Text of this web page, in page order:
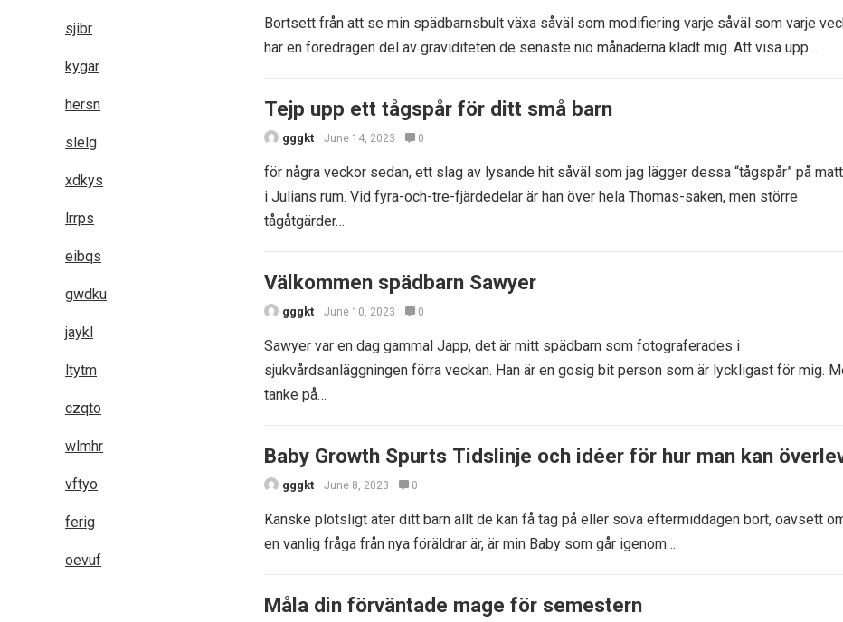
Bortsett från att se min spädbarnsbult växa såväl som modifiering varje såväl som varje
har en föredragen del av graviditeten de senaste nio månaderna klädt mig. Att visa upp…
Tejp upp ett tågspår för ditt små barn
gggkt June 14, 2023 0
för några veckor sedan, ett slag av lysande hit såväl som jag lägger dessa “tågspår” på
i Julians rum. Vid fyra-och-tre-fjärdedelar är han över hela Thomas-saken, men större
tågåtgärder…
Välkommen spädbarn Sawyer
gggkt June 10, 2023 0
Sawyer var en dag gammal Japp, det är mitt spädbarn som fotograferades i
sjukvårdsanläggningen förra veckan. Han är en gosig bit person som är lyckligast för mig.
tanke på…
Baby Growth Spurts Tidslinje och idéer för hur man kan
gggkt June 8, 2023 0
Kanske plötsligt äter ditt barn allt de kan få tag på eller sova eftermiddagen bort, oavsett
en vanlig fråga från nya föräldrar är, är min Baby som går igenom…
Måla din förväntade mage för semestern
sjibr
kygar
hersn
slelg
xdkys
lrrps
eibqs
gwdku
jaykl
ltytm
czqto
wlmhr
vftyo
ferig
oevuf